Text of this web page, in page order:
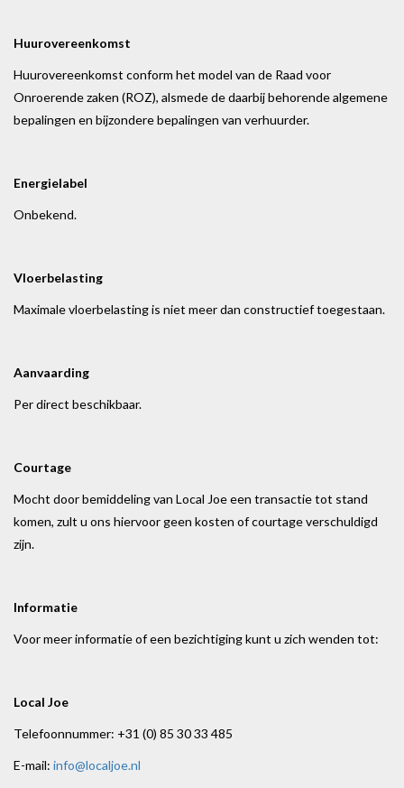
Huurovereenkomst
Huurovereenkomst conform het model van de Raad voor
Onroerende zaken (ROZ), alsmede de daarbij behorende algemene
bepalingen en bijzondere bepalingen van verhuurder.
Energielabel
Onbekend.
Vloerbelasting
Maximale vloerbelasting is niet meer dan constructief toegestaan.
Aanvaarding
Per direct beschikbaar.
Courtage
Mocht door bemiddeling van Local Joe een transactie tot stand
komen, zult u ons hiervoor geen kosten of courtage verschuldigd
zijn.
Informatie
Voor meer informatie of een bezichtiging kunt u zich wenden tot:
Local Joe
Telefoonnummer: +31 (0) 85 30 33 485
E-mail: info@localjoe.nl